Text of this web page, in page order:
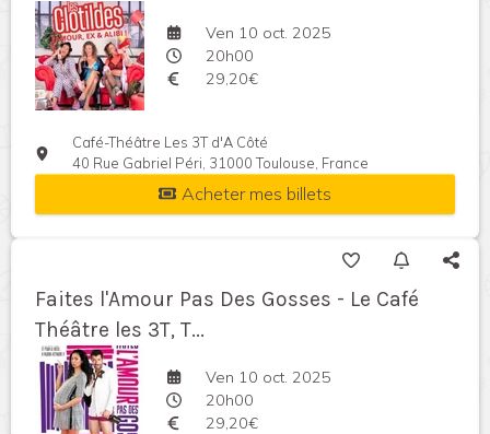
Ven 10 oct. 2025
20h00
29,20€
Café-Théâtre Les 3T d'A Côté
40 Rue Gabriel Péri, 31000 Toulouse, France
Acheter mes billets
Faites l'Amour Pas Des Gosses - Le Café
Théâtre les 3T, T...
Ven 10 oct. 2025
20h00
29,20€